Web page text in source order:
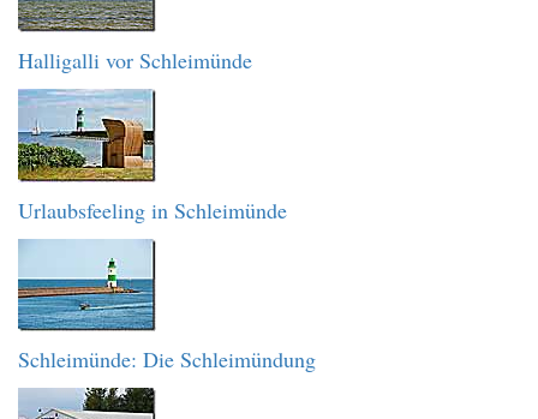
Halligalli vor Schleimünde
Urlaubsfeeling in Schleimünde
Schleimünde: Die Schleimündung